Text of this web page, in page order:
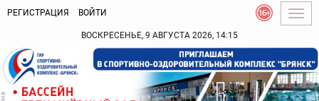
РЕГИСТРАЦИЯ ВОЙТИ
ВОСКРЕСЕНЬЕ, 9 АВГУСТА 2026, 14:15